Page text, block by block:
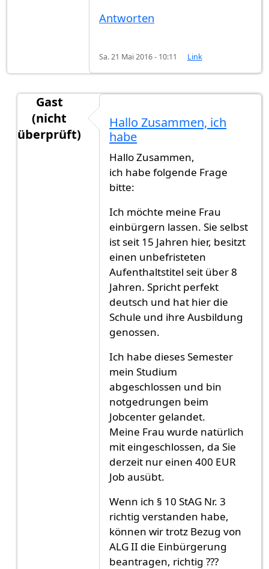
Antworten
Sa. 21 Mai 2016 - 10:11 Link
Gast
(nicht
überprüft)
Hallo Zusammen, ich
habe
Hallo Zusammen,
ich habe folgende Frage
bitte:
Ich möchte meine Frau
einbürgern lassen. Sie selbst
ist seit 15 Jahren hier, besitzt
einen unbefristeten
Aufenthaltstitel seit über 8
Jahren. Spricht perfekt
deutsch und hat hier die
Schule und ihre Ausbildung
genossen.
Ich habe dieses Semester
mein Studium
abgeschlossen und bin
notgedrungen beim
Jobcenter gelandet.
Meine Frau wurde natürlich
mit eingeschlossen, da Sie
derzeit nur einen 400 EUR
Job ausübt.
Wenn ich § 10 StAG Nr. 3
richtig verstanden habe,
können wir trotz Bezug von
ALG II die Einbürgerung
beantragen, richtig ???